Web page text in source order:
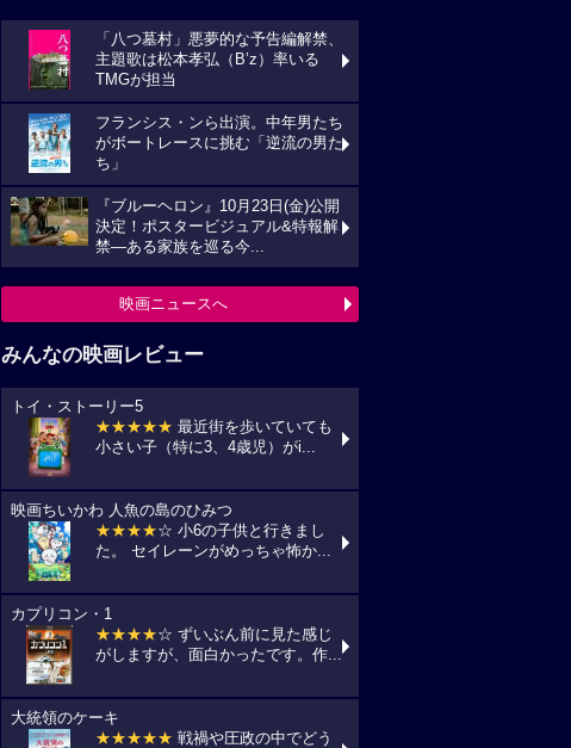
「八つ墓村」悪夢的な予告編解禁、
主題歌は松本孝弘（B’z）率いる
TMGが担当
フランシス・ンら出演。中年男たち
がボートレースに挑む「逆流の男た
ち」
『ブルーヘロン』10月23日(金)公開
決定！ポスタービジュアル&特報解
禁―ある家族を巡る今...
映画ニュースへ
みんなの映画レビュー
トイ・ストーリー5
★★★★★ 最近街を歩いていても
小さい子（特に3、4歳児）がi...
映画ちいかわ 人魚の島のひみつ
★★★★☆ 小6の子供と行きまし
た。 セイレーンがめっちゃ怖か...
カプリコン・1
★★★★☆ ずいぶん前に見た感じ
がしますが、面白かったです。作...
大統領のケーキ
★★★★★ 戦禍や圧政の中でどう